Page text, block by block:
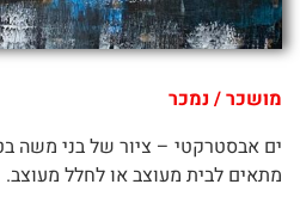
מושכר / נמכר
ים אבסטרקטי – ציור של בני משה
מתאים לבית מעוצב או לחלל מעוצב.